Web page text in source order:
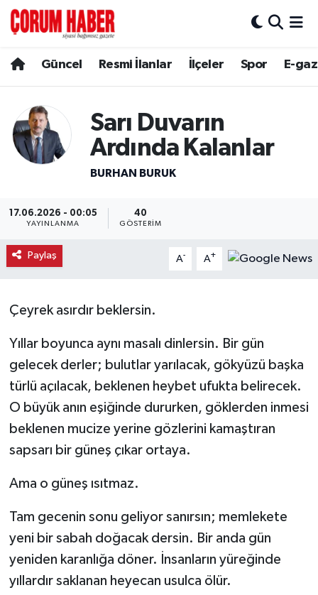
Güncel Resmi İlanlar İlçeler Spor E-
Sarı Duvarın
Ardında Kalanlar
BURHAN BURUK
17.06.2026 - 00:05
YAYINLANMA
40
GÖSTERIM
Paylaş A- A+
Çeyrek asırdır beklersin.
Yıllar boyunca aynı masalı dinlersin. Bir gün
gelecek derler; bulutlar yarılacak, gökyüzü başka
türlü açılacak, beklenen heybet ufukta belirecek.
O büyük anın eşiğinde dururken, göklerden inmesi
beklenen mucize yerine gözlerini kamaştıran
sapsarı bir güneş çıkar ortaya.
Ama o güneş ısıtmaz.
Tam gecenin sonu geliyor sanırsın; memlekete
yeni bir sabah doğacak dersin. Bir anda gün
yeniden karanlığa döner. İnsanların yüreğinde
yıllardır saklanan heyecan usulca ölür.
Spor
Resmi İlanlar
Alaca
Dodurga
İskilip
Kargı
Laçin
Mecitözü
Oğuzlar
Ortaköy
Osmancık
Sungurlu
Hava Durumu
Çorum Namaz Vakitleri
Trafik Durumu
Son Dakika Haberleri
Haber Arşivi